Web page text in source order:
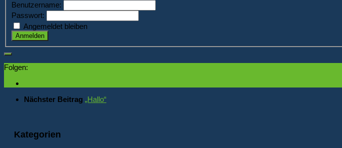
Benutzername:
Passwort:
Angemeldet bleiben
Anmelden
Folgen:
Nächster Beitrag „Hallo“
Kategorien